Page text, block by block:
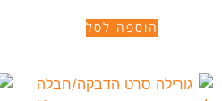
הוספה לסל